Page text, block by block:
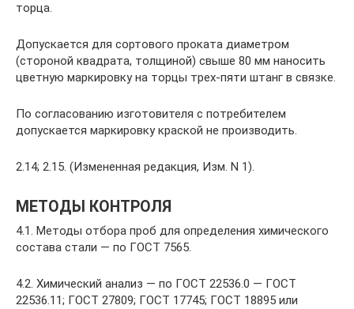
торца.
Допускается для сортового проката диаметром
(стороной квадрата, толщиной) свыше 80 мм наносить
цветную маркировку на торцы трех-пяти штанг в связке.
По согласованию изготовителя с потребителем
допускается маркировку краской не производить.
2.14; 2.15. (Измененная редакция, Изм. N 1).
МЕТОДЫ КОНТРОЛЯ
4.1. Методы отбора проб для определения химического
состава стали — по ГОСТ 7565.
4.2. Химический анализ — по ГОСТ 22536.0 — ГОСТ
22536.11; ГОСТ 27809; ГОСТ 17745; ГОСТ 18895 или